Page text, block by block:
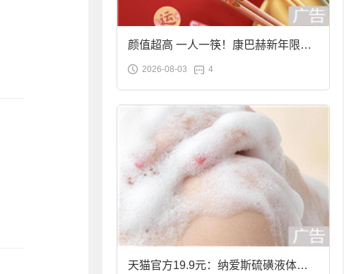
颜值超高 一人一筷！康巴赫新年限定
合金筷子大促：19.9元
2026-08-03 4
天猫官方19.9元：纳爱斯硫磺液体香